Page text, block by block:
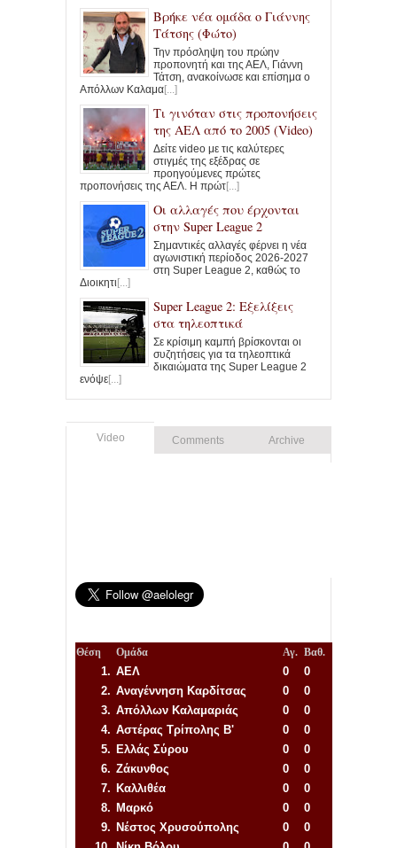
Βρήκε νέα ομάδα ο Γιάννης
Τάτσης (Φώτο)
Την πρόσληψη του πρώην
προπονητή και της ΑΕΛ, Γιάννη
Τάτση, ανακοίνωσε και επίσημα ο
Απόλλων Καλαμα[...]
Τι γινόταν στις προπονήσεις
της ΑΕΛ από το 2005 (Video)
Δείτε video με τις καλύτερες
στιγμές της εξέδρας σε
προηγούμενες πρώτες
προπονήσεις της ΑΕΛ. Η πρώτ[...]
Οι αλλαγές που έρχονται
στην Super League 2
Σημαντικές αλλαγές φέρνει η νέα
αγωνιστική περίοδος 2026-2027
στη Super League 2, καθώς το
Διοικητι[...]
Super League 2: Εξελίξεις
στα τηλεοπτικά
Σε κρίσιμη καμπή βρίσκονται οι
συζητήσεις για τα τηλεοπτικά
δικαιώματα της Super League 2
ενόψε[...]
Video Comments Archive
Θέση Ομάδα Αγ. Βαθ.
1. ΑΕΛ 0
0
2. Αναγέννηση Καρδίτσας 0
0
3. Απόλλων Καλαμαριάς 0
0
4. Αστέρας Τρίπολης Β' 0
0
5. Ελλάς Σύρου 0
0
6. Ζάκυνθος 0
0
7. Καλλιθέα 0
0
8. Μαρκό 0
0
9. Νέστος Χρυσούπολης 0
0